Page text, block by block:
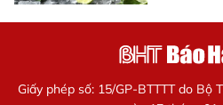
Giấy phép số: 15/GP-BTTTT do Bộ